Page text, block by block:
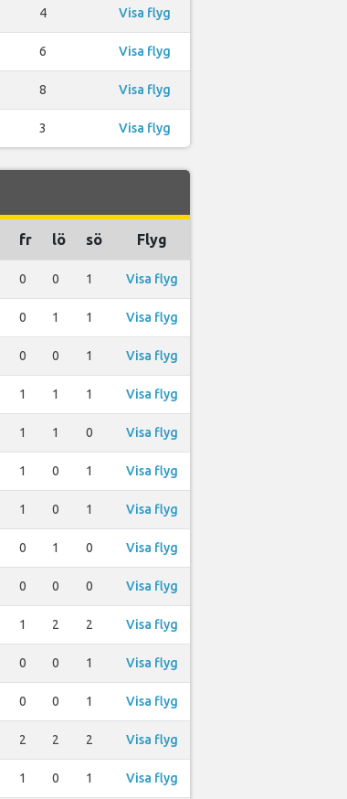
4 Visa flyg
6 Visa flyg
8 Visa flyg
3 Visa flyg
fr lö sö Flyg
0 0 1 Visa flyg
0 1 1 Visa flyg
0 0 1 Visa flyg
1 1 1 Visa flyg
1 1 0 Visa flyg
1 0 1 Visa flyg
1 0 1 Visa flyg
0 1 0 Visa flyg
0 0 0 Visa flyg
1 2 2 Visa flyg
0 0 1 Visa flyg
0 0 1 Visa flyg
2 2 2 Visa flyg
1 0 1 Visa flyg